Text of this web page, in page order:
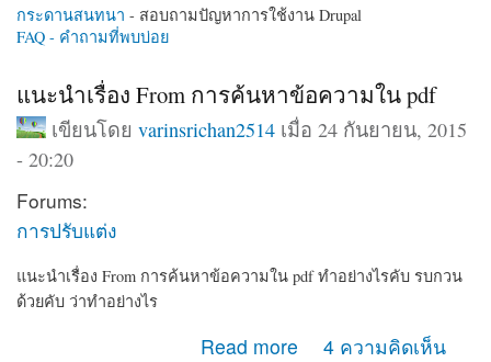
กระดานสนทนา - สอบถามปัญหาการใช้งาน Drupal
FAQ - คำถามที่พบบ่อย
แนะนำเรื่อง From การค้นหาข้อความใน pdf
เขียนโดย varinsrichan2514เมื่อ 24 กันยายน, 2015
- 20:20
Forums:
การปรับแต่ง
แนะนำเรื่อง From การค้นหาข้อความใน pdf ทำอย่างไรคับ รบกวน
ด้วยคับ ว่าทำอย่างไร
Read more
about แนะนำเรื่อง From การค้นหาข้อความใน pdf
4 ความคิดเห็น